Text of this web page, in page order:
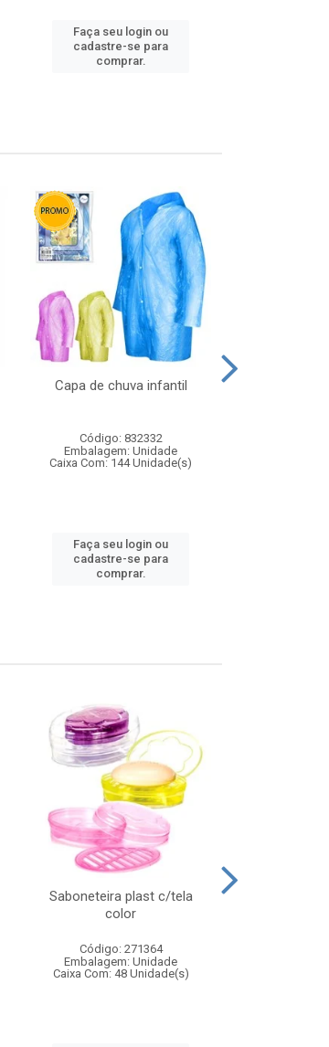
Faça seu login ou
cadastre-se para
comprar.
Capa de chuva infantil
Código: 832332
Embalagem: Unidade
Caixa Com: 144 Unidade(s)
Faça seu login ou
cadastre-se para
comprar.
Saboneteira plast c/tela
color
Código: 271364
Embalagem: Unidade
Caixa Com: 48 Unidade(s)